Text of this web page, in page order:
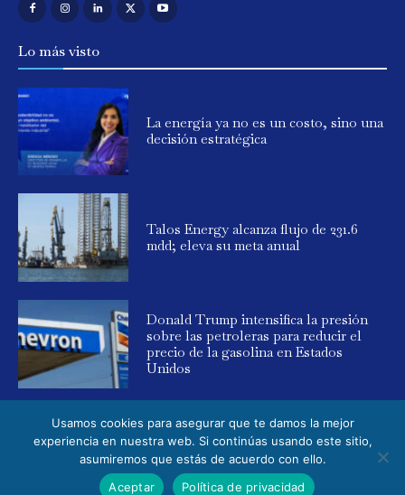
Lo más visto
La energía ya no es un costo, sino una
decisión estratégica
Talos Energy alcanza flujo de 231.6
mdd; eleva su meta anual
Donald Trump intensifica la presión
sobre las petroleras para reducir el
precio de la gasolina en Estados
Unidos
© 2025 Global Energy. Todos los derechos reservados. Powered by
Usamos cookies para asegurar que te damos la mejor
experiencia en nuestra web. Si continúas usando este sitio,
asumiremos que estás de acuerdo con ello.
Aceptar
Política de privacidad